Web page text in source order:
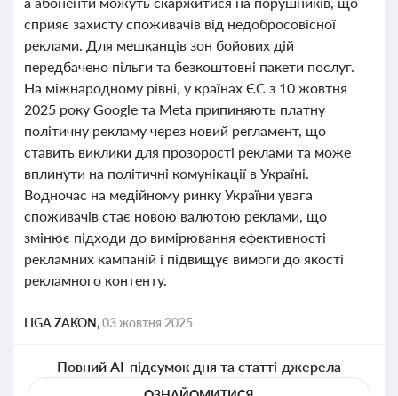
сприяє захисту споживачів від недобросовісної
реклами. Для мешканців зон бойових дій
передбачено пільги та безкоштовні пакети послуг.
На міжнародному рівні, у країнах ЄС з 10 жовтня
2025 року Google та Meta припиняють платну
політичну рекламу через новий регламент, що
ставить виклики для прозорості реклами та може
вплинути на політичні комунікації в Україні.
Водночас на медійному ринку України увага
споживачів стає новою валютою реклами, що
змінює підходи до вимірювання ефективності
рекламних кампаній і підвищує вимоги до якості
рекламного контенту.
LIGA ZAKON,03 жовтня 2025
Повний AI-підсумок дня та статті-джерела